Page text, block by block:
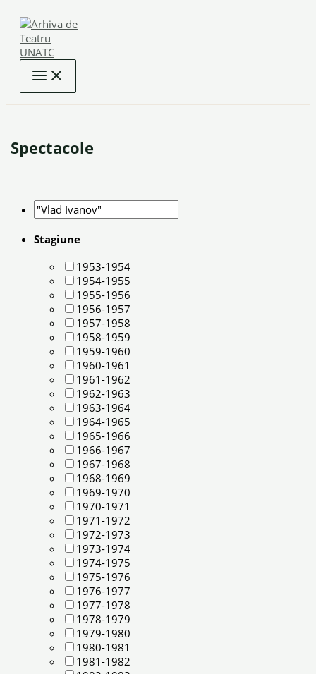
content
Spectacole
Stagiune
1953-1954
1954-1955
1955-1956
1956-1957
1957-1958
1958-1959
1959-1960
1960-1961
1961-1962
1962-1963
1963-1964
1964-1965
1965-1966
1966-1967
1967-1968
1968-1969
1969-1970
1970-1971
1971-1972
1972-1973
1973-1974
1974-1975
1975-1976
1976-1977
1977-1978
1978-1979
1979-1980
1980-1981
1981-1982